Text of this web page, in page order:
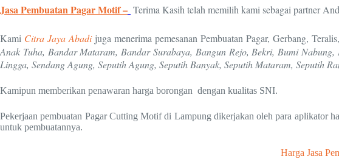
Jasa Pembuatan Pagar Motif – Terima Kasih telah memilih kami sebagai partner
Kami Citra Jaya Abadijuga menerima pemesanan Pembuatan Pagar, Gerbang,
Anak Tuha, Bandar Mataram, Bandar Surabaya, Bangun Rejo, Bekri, Bumi
Lingga, Sendang Agung, Seputih Agung, Seputih Banyak, Seputih Mataram, Seputih
Kamipun memberikan penawaran harga borongan dengan kualitas SNI.
Pekerjaan pembuatan Pagar Cutting Motif di Lampung dikerjakan oleh para aplikator
untuk pembuatannya.
Harga Jasa